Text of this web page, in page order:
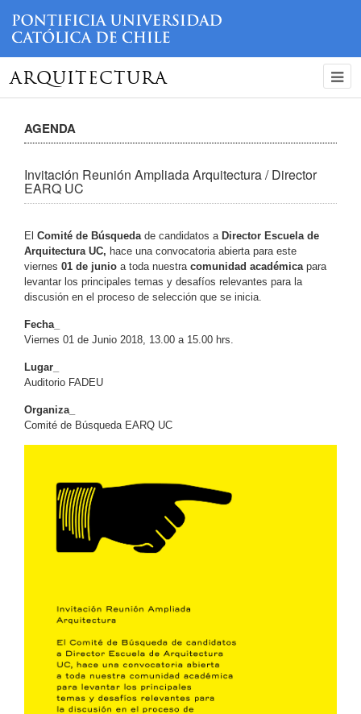
ARQUITECTURA
AGENDA
Invitación Reunión Ampliada Arquitectura / Director
EARQ UC
El Comité de Búsqueda de candidatos a Director Escuela de
Arquitectura UC, hace una convocatoria abierta para este
viernes 01 de junio a toda nuestra comunidad académica para
levantar los principales temas y desafíos relevantes para la
discusión en el proceso de selección que se inicia.
Fecha_
Viernes 01 de Junio 2018, 13.00 a 15.00 hrs.
Lugar_
Auditorio FADEU
Organiza_
Comité de Búsqueda EARQ UC